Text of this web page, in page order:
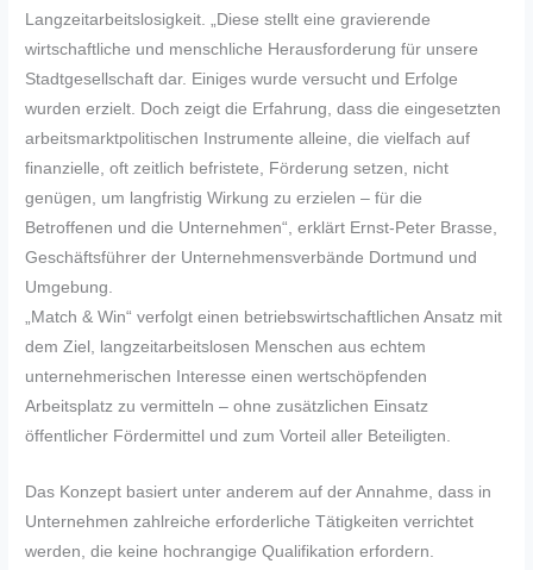
Langzeitarbeitslosigkeit. „Diese stellt eine gravierende
wirtschaftliche und menschliche Herausforderung für unsere
Stadtgesellschaft dar. Einiges wurde versucht und Erfolge
wurden erzielt. Doch zeigt die Erfahrung, dass die eingesetzten
arbeitsmarktpolitischen Instrumente alleine, die vielfach auf
finanzielle, oft zeitlich befristete, Förderung setzen, nicht
genügen, um langfristig Wirkung zu erzielen – für die
Betroffenen und die Unternehmen“, erklärt Ernst-Peter Brasse,
Geschäftsführer der Unternehmensverbände Dortmund und
Umgebung.
„Match & Win“ verfolgt einen betriebswirtschaftlichen Ansatz mit
dem Ziel, langzeitarbeitslosen Menschen aus echtem
unternehmerischen Interesse einen wertschöpfenden
Arbeitsplatz zu vermitteln – ohne zusätzlichen Einsatz
öffentlicher Fördermittel und zum Vorteil aller Beteiligten.
Das Konzept basiert unter anderem auf der Annahme, dass in
Unternehmen zahlreiche erforderliche Tätigkeiten verrichtet
werden, die keine hochrangige Qualifikation erfordern.